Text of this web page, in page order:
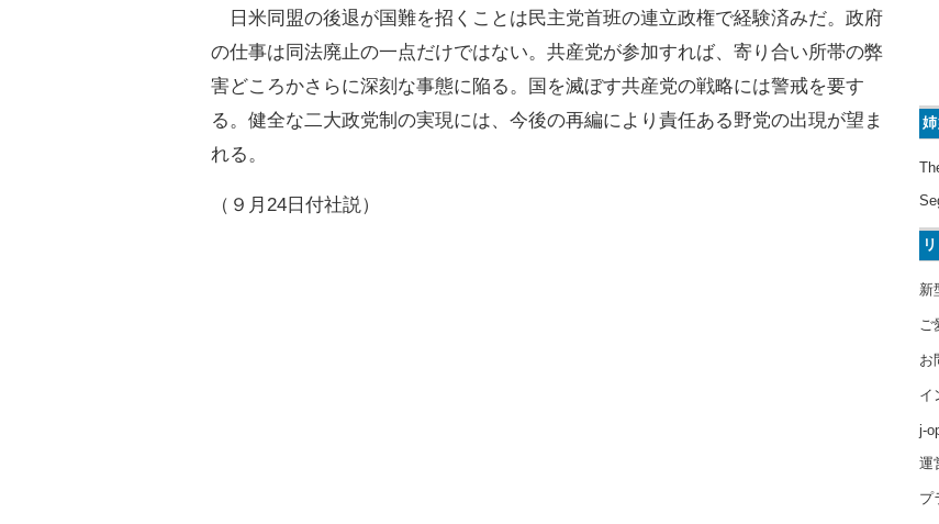
日米同盟の後退が国難を招くことは民主党首班の連立政権で経験済みだ。政府
の仕事は同法廃止の一点だけではない。共産党が参加すれば、寄り合い所帯の弊
害どころかさらに深刻な事態に陥る。国を滅ぼす共産党の戦略には警戒を要す
る。健全な二大政党制の実現には、今後の再編により責任ある野党の出現が望ま
れる。
（９月24日付社説）
新
ご
お
イ
j-
運
プ